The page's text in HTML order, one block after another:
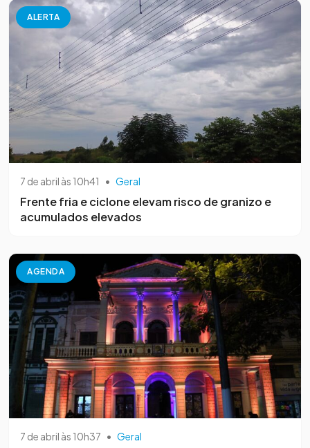
ALERTA
7 de abril às 10h41 • Geral
Frente fria e ciclone elevam risco de granizo e
acumulados elevados
AGENDA
7 de abril às 10h37 • Geral